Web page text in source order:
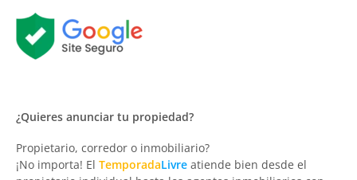
¿Quieres anunciar tu propiedad?
Propietario, corredor o inmobiliario?
¡No importa! El TemporadaLivre atiende bien desde el